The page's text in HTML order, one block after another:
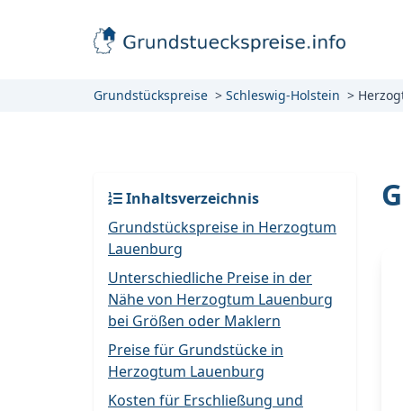
Grundstückspreise Schleswig-Holstein
Inhaltsverzeichnis
Grundstückspreise in Herzogtum
Lauenburg
Unterschiedliche Preise in der
Nähe von Herzogtum Lauenburg
bei Größen oder Maklern
Preise für Grundstücke in
Herzogtum Lauenburg
Kosten für Erschließung und